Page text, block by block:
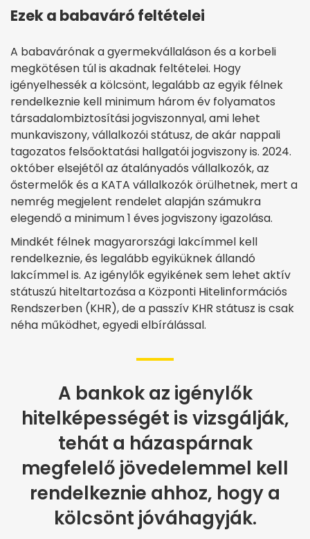
Ezek a babaváró feltételei
A babavárónak a gyermekvállaláson és a korbeli
megkötésen túl is akadnak feltételei. Hogy
igényelhessék a kölcsönt, legalább az egyik félnek
rendelkeznie kell minimum három év folyamatos
társadalombiztosítási jogviszonnyal, ami lehet
munkaviszony, vállalkozói státusz, de akár nappali
tagozatos felsőoktatási hallgatói jogviszony is. 2024.
október elsejétől az átalányadós vállalkozók, az
őstermelők és a KATA vállalkozók örülhetnek, mert a
nemrég megjelent rendelet alapján számukra
elegendő a minimum 1 éves jogviszony igazolása.
Mindkét félnek magyarországi lakcímmel kell
rendelkeznie, és legalább egyiküknek állandó
lakcímmel is. Az igénylők egyikének sem lehet aktív
státuszú hiteltartozása a Központi Hitelinformációs
Rendszerben (KHR), de a passzív KHR státusz is csak
néha működhet, egyedi elbírálással.
A bankok az igénylők
hitelképességét is vizsgálják,
tehát a házaspárnak
megfelelő jövedelemmel kell
rendelkeznie ahhoz, hogy a
kölcsönt jóváhagyják.